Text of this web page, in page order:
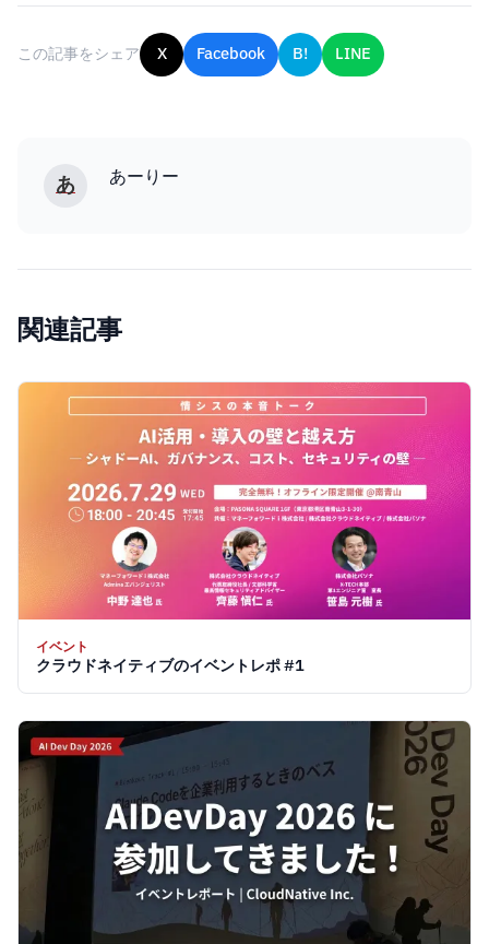
この記事をシェア X Facebook B! LINE
あ あーりー
関連記事
イベント
クラウドネイティブのイベントレポ #1